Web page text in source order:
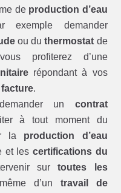
de production d’eau
demander
ou duthermostat de
profiterez d’une
répondant à vos
.
un contrat
à tout moment du
la production d’eau
et les certifications du
surtoutes les
d’un travail de